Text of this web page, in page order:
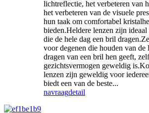
lichtreflectie, het verbeteren van
het verbeteren van de visuele
hun taak om comfortabel
bieden.Heldere lenzen zijn ideaal
die de hele dag een bril
voor degenen die houden van de
dragen van een bril hen geeft,
gezichtsvermogen geweldig
lenzen zijn geweldig voor
biedt een van de beste...
navraagdetail